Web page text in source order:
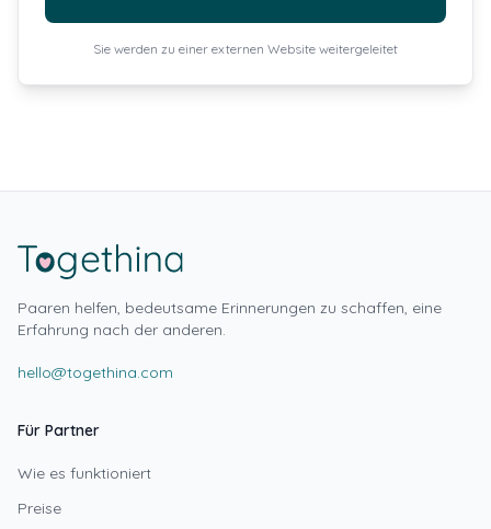
Sie werden zu einer externen Website weitergeleitet
Paaren helfen, bedeutsame Erinnerungen zu schaffen, eine
Erfahrung nach der anderen.
hello@togethina.com
Für Partner
Wie es funktioniert
Preise